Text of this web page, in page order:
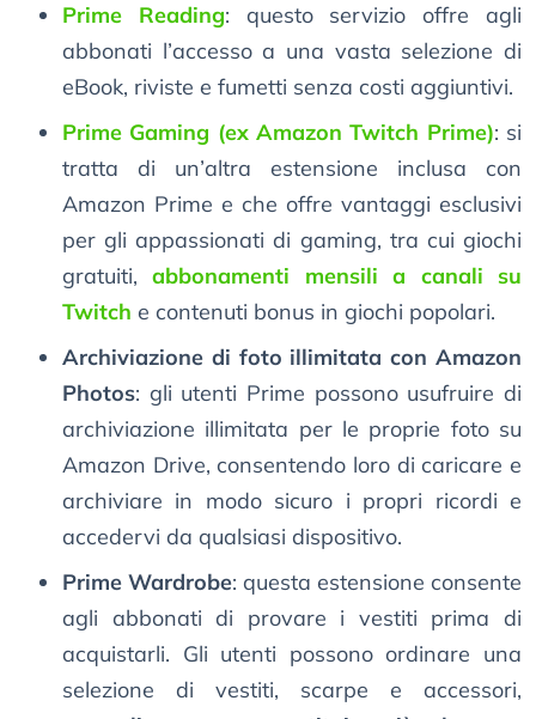
Prime Reading: questo servizio offre agli
abbonati l’accesso a una vasta selezione di
eBook, riviste e fumetti senza costi aggiuntivi.
Prime Gaming (ex Amazon Twitch Prime): si
tratta di un’altra estensione inclusa con
Amazon Prime e che offre vantaggi esclusivi
per gli appassionati di gaming, tra cui giochi
gratuiti,abbonamenti mensili a canali su
Twitch e contenuti bonus in giochi popolari.
Archiviazione di foto illimitata con Amazon
Photos: gli utenti Prime possono usufruire di
archiviazione illimitata per le proprie foto su
Amazon Drive, consentendo loro di caricare e
archiviare in modo sicuro i propri ricordi e
accedervi da qualsiasi dispositivo.
Prime Wardrobe: questa estensione consente
agli abbonati di provare i vestiti prima di
acquistarli. Gli utenti possono ordinare una
selezione di vestiti, scarpe e accessori,